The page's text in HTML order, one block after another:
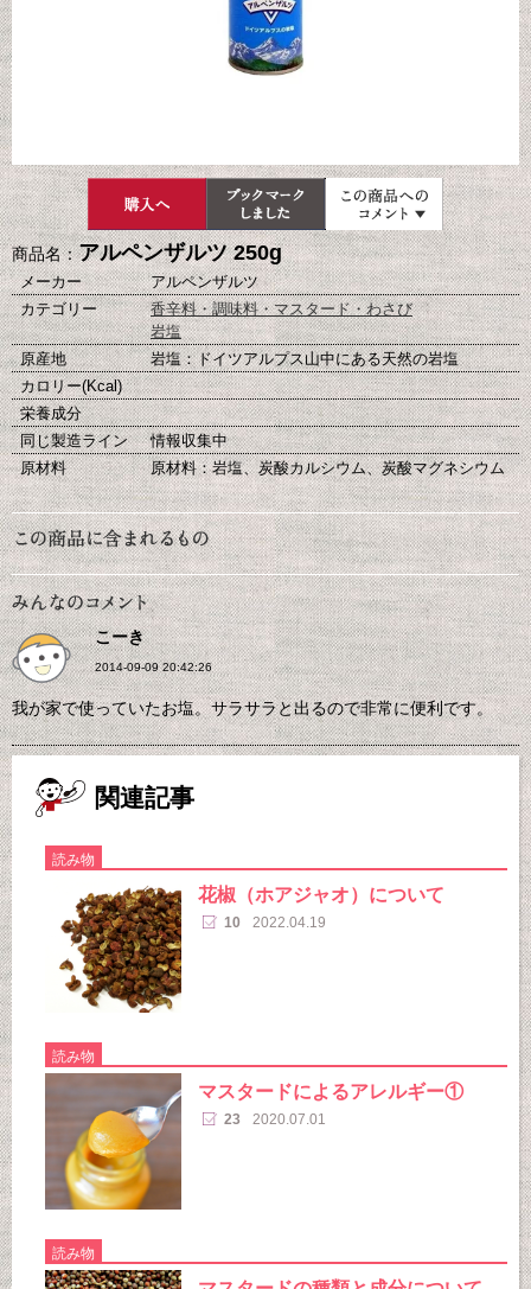
商品名：アルペンザルツ 250g
メーカー
アルペンザルツ
カテゴリー
香辛料・調味料・マスタード・わさび
岩塩
原産地
岩塩：ドイツアルプス山中にある天然の岩塩
カロリー(Kcal)
栄養成分
同じ製造ライン
情報収集中
原材料
原材料：岩塩、炭酸カルシウム、炭酸マグネシウム
こーき
2014-09-09 20:42:26
我が家で使っていたお塩。サラサラと出るので非常に便利です。
関連記事
読み物
花椒（ホアジャオ）について
10 2022.04.19
読み物
マスタードによるアレルギー①
23 2020.07.01
読み物